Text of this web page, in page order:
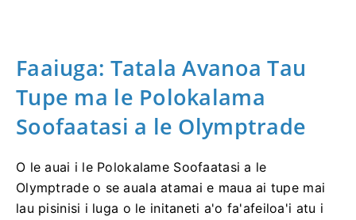
Faaiuga: Tatala Avanoa Tau
Tupe ma le Polokalama
Soofaatasi a le Olymptrade
O le auai i le Polokalame Soofaatasi a le
Olymptrade o se auala atamai e maua ai tupe mai
lau pisinisi i luga o le initaneti a'o fa'afeiloa'i atu i